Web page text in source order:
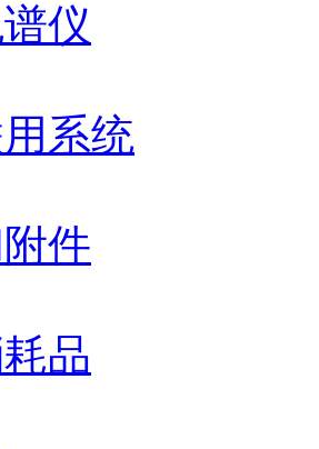
仪
系统
件
品